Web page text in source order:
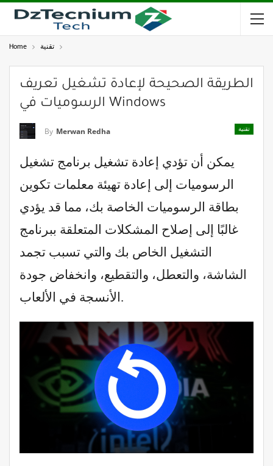
Home تقنية
الطريقة الصحيحة لإعادة تشغيل تعريف
الرسوميات في Windows
تقنية By Merwan Redha
يمكن أن تؤدي إعادة تشغيل برنامج تشغيل
الرسوميات إلى إعادة تهيئة معلمات تكوين
بطاقة الرسوميات الخاصة بك، مما قد يؤدي
غالبًا إلى إصلاح المشكلات المتعلقة ببرنامج
التشغيل الخاص بك والتي تسبب تجمد
الشاشة، والتعطل، والتقطيع، وانخفاض جودة
الأنسجة في الألعاب.